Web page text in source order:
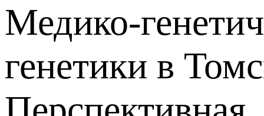
Медико-
генетики в